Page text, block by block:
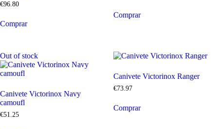
€96.80
Comprar
Comprar
Out of stock
Canivete Victorinox Navy
camoufl
€51 25
Canivete Victorinox Ranger
€73. 97
Comprar